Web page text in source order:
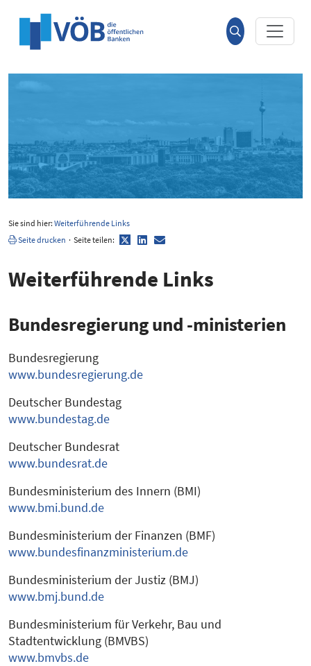
Suche
öffnen
Sie sind hier: Weiterführende Links
Seite drucken · Seite teilen: TwitterLinkedIn
E-
Mail
Weiter­füh­rende Links
Bundesregierung und -ministerien
Bundesregierung
www.bundesregierung.de
Deutscher Bundestag
www.bundestag.de
Deutscher Bundesrat
www.bundesrat.de
Bundesministerium des Innern (BMI)
www.bmi.bund.de
Bundesministerium der Finanzen (BMF)
www.bundesfinanzministerium.de
Bundesministerium der Justiz (BMJ)
www.bmj.bund.de
Bundesministerium für Verkehr, Bau und
Stadtentwicklung (BMVBS)
www.bmvbs.de